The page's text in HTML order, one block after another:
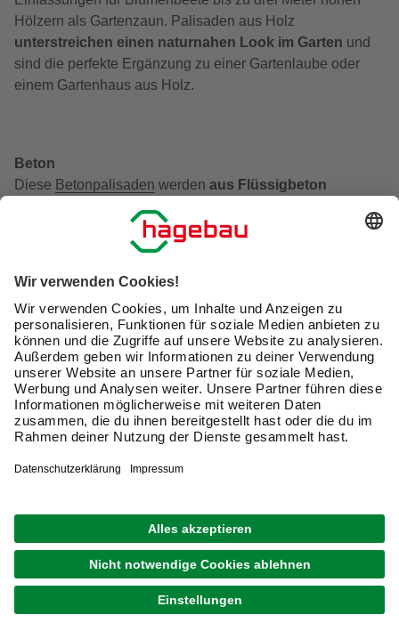
Hölzern als Gartenzaun. Palisaden aus Holz
unterstreichen einen naturnahen Look im Garten und
sind die perfekte Ergänzung zu einer Gartenlaube oder
einem Gartenhaus aus Holz.
Beton
Diese Betonpalisaden werden aus Flüssigbeton
. Dadurch sehen sie sehr einheitlich aus. Sie
sind preisgünstig und in vielen verschiedenen Farbtönen
und Maßen erhältlich. Mit
Granit
Granit ist ein besonders harter, unverwüstlicher Naturstein.
JedeGranit Palisadewirdeinzeln aus dem Stein
geschlagen und geformt. Dies macht sie natürlich teurer
tollen rustikalen Look für Deinen Garten.
Sandstein
Sandstein ist etwas weicher als Granit und verleiht
Deinem Außenbereich mit seinen sandigen warmen